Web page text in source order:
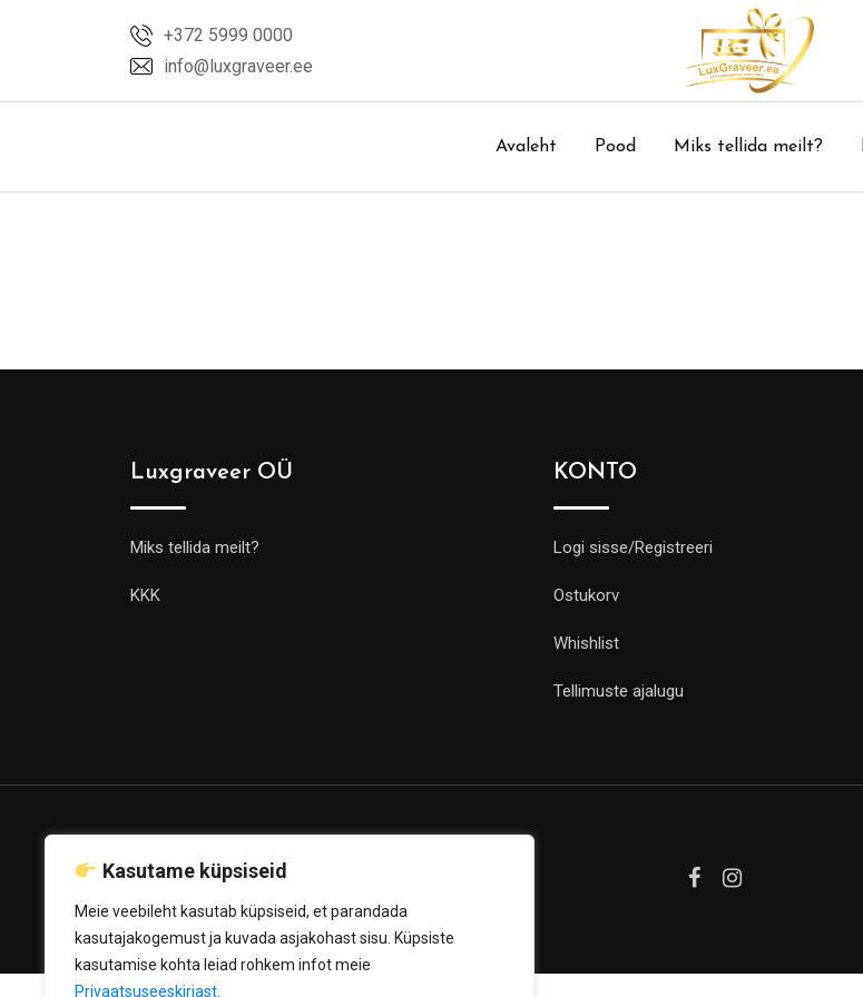
Kasutame küpsiseid
Meie veebileht kasutab küpsiseid, et parandada
kasutajakogemust ja kuvada asjakohast sisu. Küpsiste
kasutamise kohta leiad rohkem infot meie
Privaatsuseeskirjast
+372 5999 0000
info@luxgraveer.ee
Avaleht Pood Miks tellida meilt?
Luxgraveer OÜ
Miks tellida meilt?
KKK
KONTO
Logi sisse/Registreeri
Ostukorv
Whishlist
Tellimuste ajalugu
© Copyright Luxgraveer.ee 2020
Mediahost OÜ